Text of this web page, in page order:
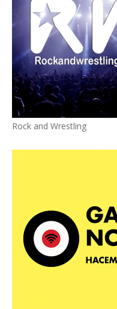
Rock and Wrestling